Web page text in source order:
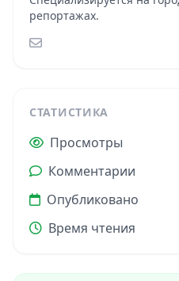
репортажах.
СТАТИСТИКА
Просмотры
Комментарии
Опубликовано
Время чтения